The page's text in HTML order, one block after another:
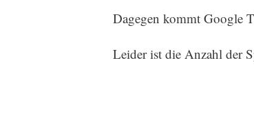
Dagegen kommt Google
Leider ist die Anzahl der